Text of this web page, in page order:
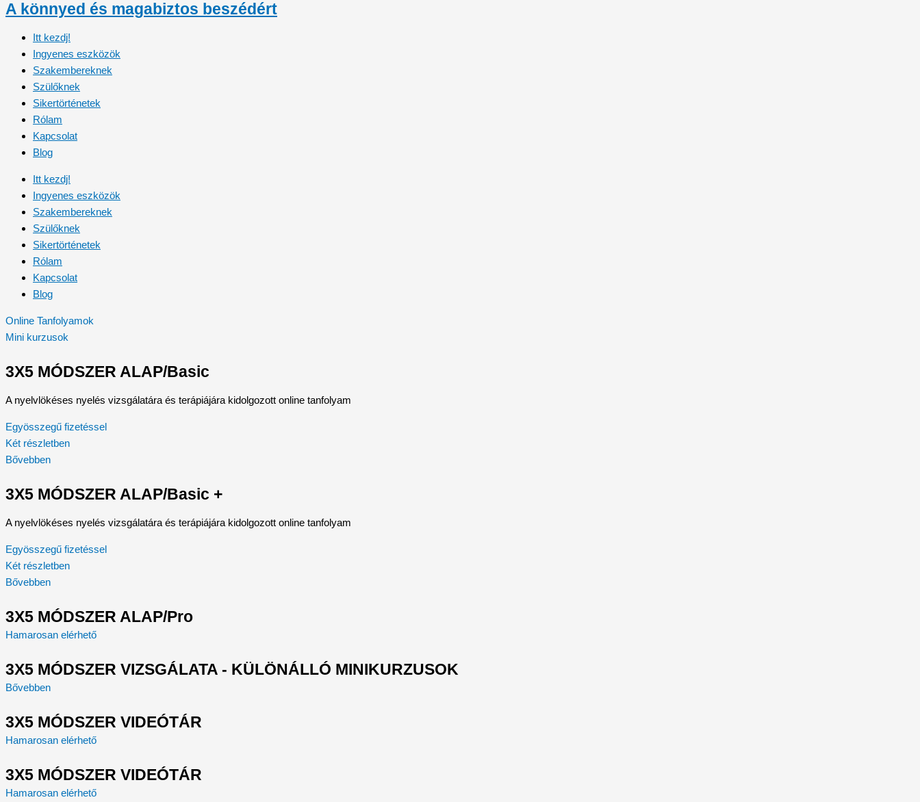
A könnyed és magabiztos beszédért​
Itt kezdj!
Ingyenes eszközök
Szakembereknek
Szülőknek
Sikertörténetek
Rólam
Kapcsolat
Blog
Itt kezdj!
Ingyenes eszközök
Szakembereknek
Szülőknek
Sikertörténetek
Rólam
Kapcsolat
Blog
Online Tanfolyamok
Mini kurzusok
3X5 MÓDSZER ALAP/Basic
A nyelvlökéses nyelés vizsgálatára és terápiájára kidolgozott online tanfolyam
Egyösszegű fizetéssel
Két részletben
Bővebben
3X5 MÓDSZER ALAP/Basic +
A nyelvlökéses nyelés vizsgálatára és terápiájára kidolgozott online tanfolyam
Egyösszegű fizetéssel
Két részletben
Bővebben
3X5 MÓDSZER ALAP/Pro
Hamarosan elérhető
3X5 MÓDSZER VIZSGÁLATA - KÜLÖNÁLLÓ MINIKURZUSOK
Bővebben
3X5 MÓDSZER VIDEÓTÁR
Hamarosan elérhető
3X5 MÓDSZER VIDEÓTÁR
Hamarosan elérhető